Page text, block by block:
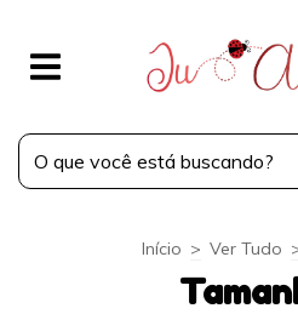
Início > Ver Tudo